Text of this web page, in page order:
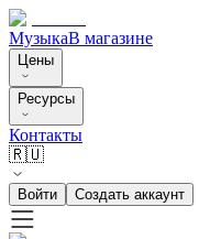
МузыкаВ магазине
Цены
Ресурсы
Контакты
🇷🇺
Войти Создать аккаунт